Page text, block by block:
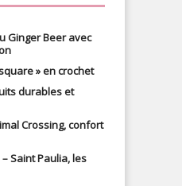
Ginger Beer avec
» en crochet
durables et
Crossing, confort
Saint Paulia, les